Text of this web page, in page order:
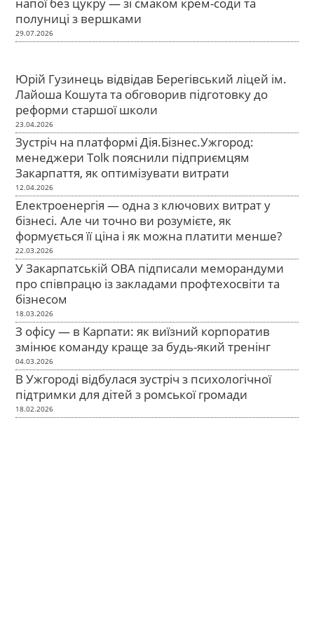
полуниці з вершками
29.07.2026
Юрій Гузинець відвідав Берегівський ліцей ім.
Лайоша Кошута та обговорив підготовку до
реформи старшої школи
23.04.2026
Зустріч на платформі Дія.Бізнес.Ужгород:
менеджери Tolk пояснили підприємцям
Закарпаття, як оптимізувати витрати
12.04.2026
Електроенергія — одна з ключових витрат у
бізнесі. Але чи точно ви розумієте, як
формується її ціна і як можна платити менше?
22.03.2026
У Закарпатській ОВА підписали меморандуми
про співпрацю із закладами профтехосвіти та
бізнесом
18.03.2026
З офісу — в Карпати: як виїзний корпоратив
змінює команду краще за будь-який тренінг
04.03.2026
В Ужгороді відбулася зустріч з психологічної
підтримки для дітей з ромської громади
18.02.2026